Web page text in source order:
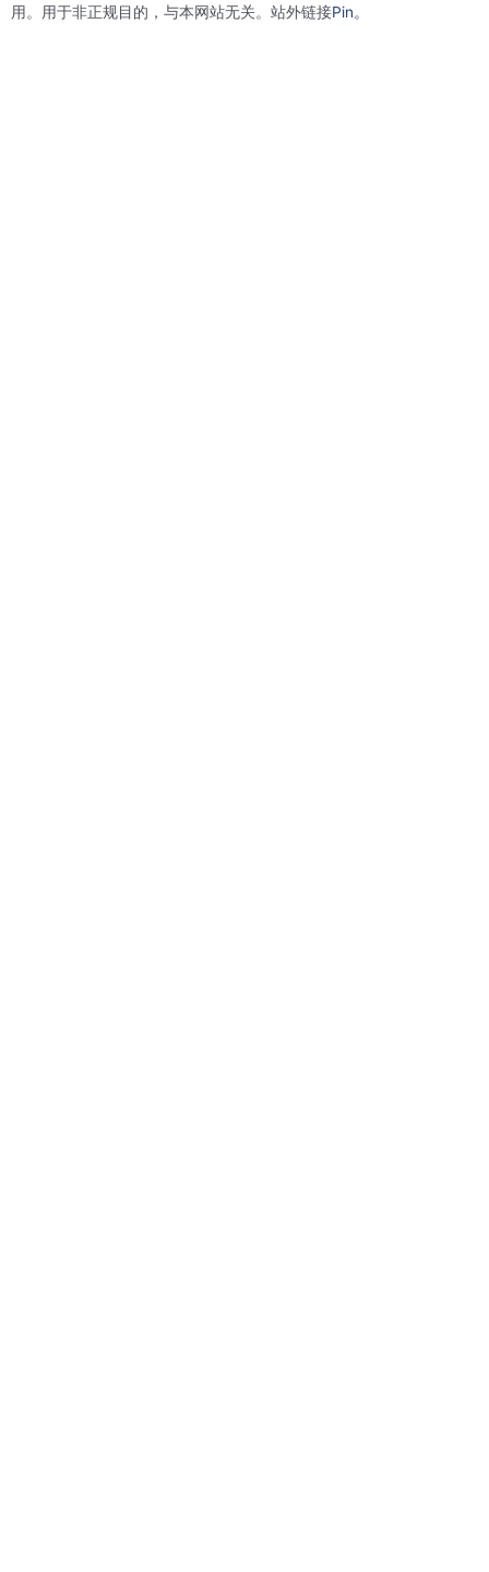
用。用于非正规目的，与本网站无关。站外链接Pin。